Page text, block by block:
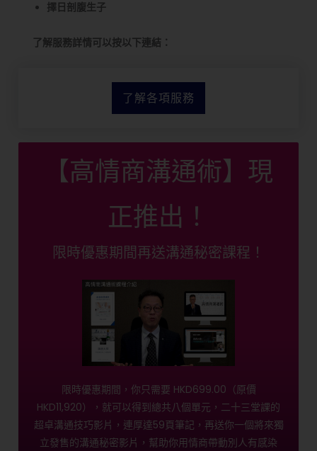
擇日剖腹生子
了解服務詳情可以按以下連結：
了解各項服務
【高情商溝通術】現
正推出！
限時優惠期間再送溝通秘密課程！
限時優惠期間，你只需要 HKD699.00（原價
HKD11,920），就可以得到總共八個單元，二十三堂課的
超卓溝通技巧影片，連厚達59頁筆記，再送你一個將來獨
立發售的溝通秘密影片，幫助你用情商帶動別人有感染